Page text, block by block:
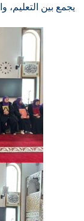
يجمع بين التعليم،